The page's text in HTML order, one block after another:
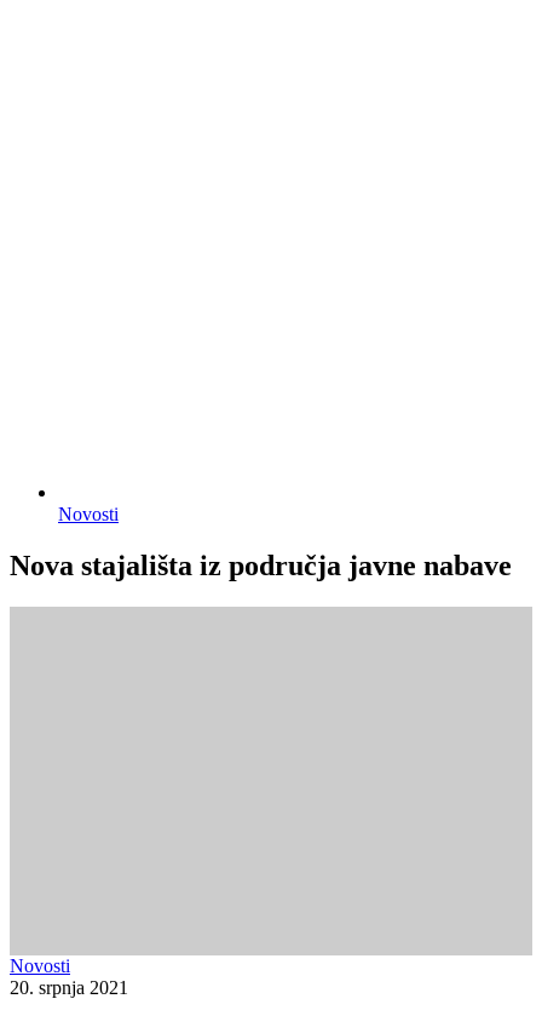
Novosti
Nova stajališta iz područja javne nabave
Novosti
20. srpnja 2021